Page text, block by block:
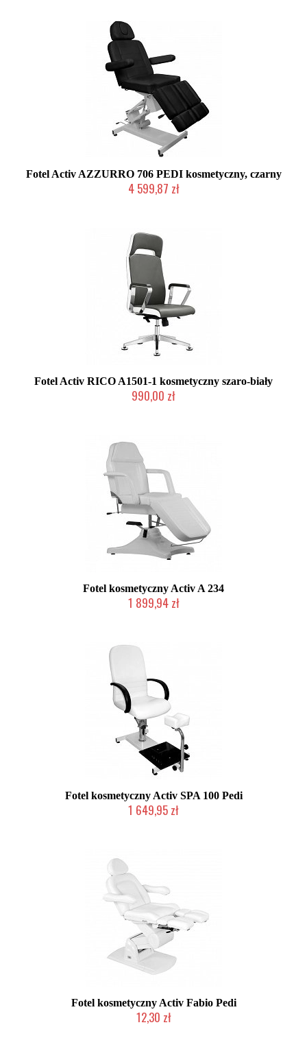
Fotel Activ AZZURRO 706 PEDI kosmetyczny, czarny
4 599,87 zł
Fotel Activ RICO A1501-1 kosmetyczny szaro-biały
990,00 zł
Fotel kosmetyczny Activ A 234
1 899,94 zł
Fotel kosmetyczny Activ SPA 100 Pedi
1 649,95 zł
Fotel kosmetyczny Activ Fabio Pedi
12,30 zł